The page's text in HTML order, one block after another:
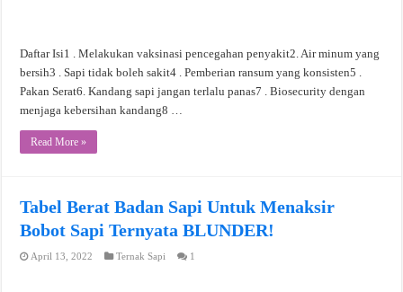
Daftar Isi1 . Melakukan vaksinasi pencegahan penyakit2. Air minum yang
bersih3 . Sapi tidak boleh sakit4 . Pemberian ransum yang konsisten5 .
Pakan Serat6. Kandang sapi jangan terlalu panas7 . Biosecurity dengan
menjaga kebersihan kandang8 …
Read More »
Tabel Berat Badan Sapi Untuk Menaksir
Bobot Sapi Ternyata BLUNDER!
April 13, 2022 Ternak Sapi 1